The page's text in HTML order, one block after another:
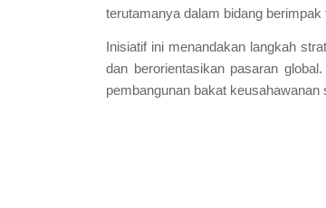
terutamanya dalam bidang
Inisiatif ini menandakan langkah
dan berorientasikan pasaran
pembangunan bakat